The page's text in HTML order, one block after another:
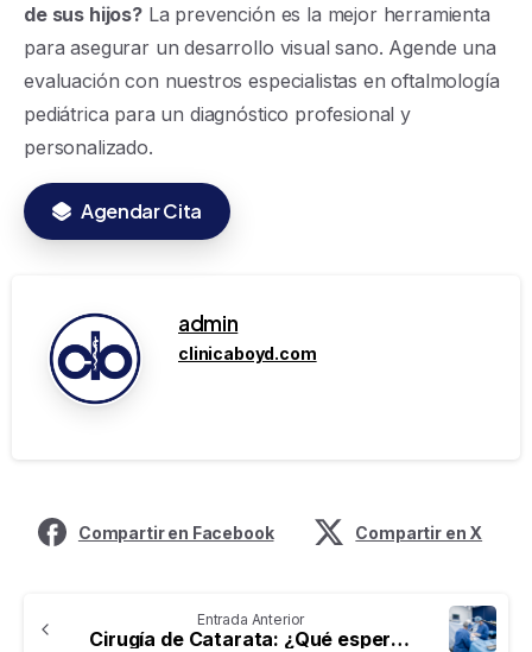
de sus hijos?La prevención es la mejor herramienta
para asegurar un desarrollo visual sano. Agende una
evaluación con nuestros especialistas en oftalmología
pediátrica para un diagnóstico profesional y
personalizado.
Agendar Cita
admin
clinicaboyd.com
Compartir en Facebook Compartir en X
Entrada Anterior
Cirugía de Catarata: ¿Qué esperar del procedimiento?